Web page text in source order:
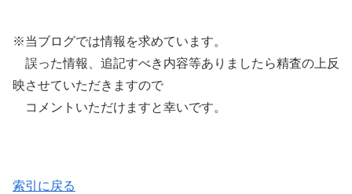
※当ブログでは情報を求めています。
誤った情報、追記すべき内容等ありましたら精査の上反
映させていただきますので
コメントいただけますと幸いです。
索引に戻る